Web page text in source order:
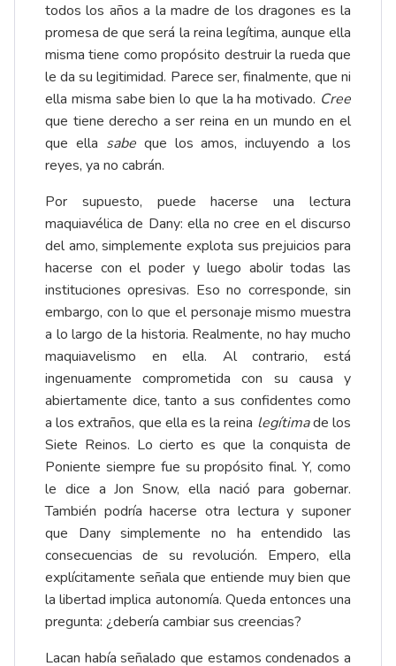
todos los años a la madre de los dragones es la
promesa de que será la reina legítima, aunque ella
misma tiene como propósito destruir la rueda que
le da su legitimidad. Parece ser, finalmente, que ni
ella misma sabe bien lo que la ha motivado. Cree
que tiene derecho a ser reina en un mundo en el
que ella sabeque los amos, incluyendo a los
reyes, ya no cabrán.
Por supuesto, puede hacerse una lectura
maquiavélica de Dany: ella no cree en el discurso
del amo, simplemente explota sus prejuicios para
hacerse con el poder y luego abolir todas las
instituciones opresivas. Eso no corresponde, sin
embargo, con lo que el personaje mismo muestra
a lo largo de la historia. Realmente, no hay mucho
maquiavelismo en ella. Al contrario, está
ingenuamente comprometida con su causa y
abiertamente dice, tanto a sus confidentes como
a los extraños, que ella es la reina legítimade los
Siete Reinos. Lo cierto es que la conquista de
Poniente siempre fue su propósito final. Y, como
le dice a Jon Snow, ella nació para gobernar.
También podría hacerse otra lectura y suponer
que Dany simplemente no ha entendido las
consecuencias de su revolución. Empero, ella
explícitamente señala que entiende muy bien que
la libertad implica autonomía. Queda entonces una
pregunta: ¿debería cambiar sus creencias?
Lacan había señalado que estamos condenados a